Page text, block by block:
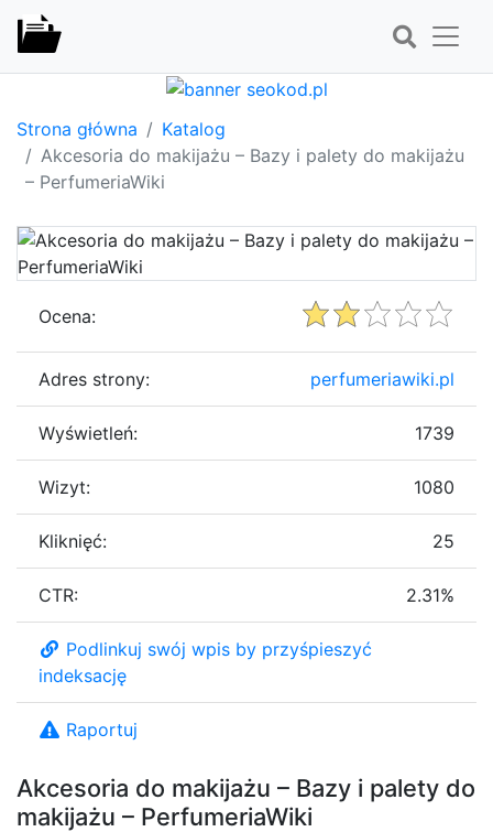
Strona główna
Katalog
Akcesoria do makijażu – Bazy i palety do makijażu
– PerfumeriaWiki
Akcesoria do makijażu – Bazy i palety do
makijażu – PerfumeriaWiki
Ocena:
Adres strony: perfumeriawiki.pl
Wyświetleń: 1739
Wizyt: 1080
Kliknięć: 25
CTR: 2.31%
Podlinkuj swój wpis by przyśpieszyć
indeksację
Raportuj